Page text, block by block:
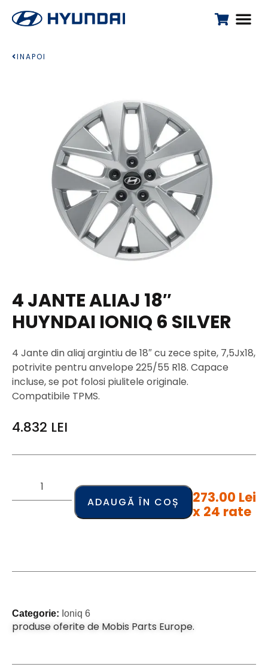
INAPOI
4 JANTE ALIAJ 18″
HUYNDAI IONIQ 6 SILVER
4 Jante din aliaj argintiu de 18″ cu zece spite, 7,5Jx18,
potrivite pentru anvelope 225/55 R18. Capace
incluse, se pot folosi piulitele originale.
Compatibile TPMS.
4.832 LEI
ADAUGĂ ÎN COȘ
273.00 Lei
x 24 rate
Categorie: Ioniq 6
produse oferite de Mobis Parts Europe.